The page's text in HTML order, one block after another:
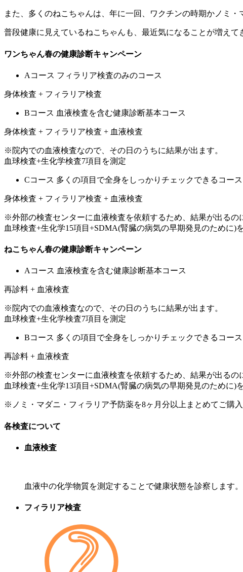
また、多くのねこちゃんは、年に一回、ワクチンの時期かノミ
普段健康に見えているねこちゃんも、最近気になることが増え
ワンちゃん春の健康診断キャンペーン
Aコース フィラリア検査のみのコース
身体検査 + フィラリア検査
Bコース 血液検査を含む健康診断基本コース
身体検査 + フィラリア検査 + 血液検査
※院内での血液検査なので、その日のうちに結果が出ます。
血球検査+生化学検査7項目を測定
Cコース 多くの項目で全身をしっかりチェックできるコース
身体検査 + フィラリア検査 + 血液検査
※外部の検査センターに血液検査を依頼するため、結果が出るの
血球検査+生化学15項目+SDMA(腎臓の病気の早期発見のために)
ねこちゃん春の健康診断キャンペーン
Aコース 血液検査を含む健康診断基本コース
再診料 + 血液検査
※院内での血液検査なので、その日のうちに結果が出ます。
血球検査+生化学検査7項目を測定
Bコース 多くの項目で全身をしっかりチェックできるコース
再診料 + 血液検査
※外部の検査センターに血液検査を依頼するため、結果が出るの
血球検査+生化学13項目+SDMA(腎臓の病気の早期発見のために)
※ノミ・マダニ・フィラリア予防薬を8ヶ月分以上まとめてご購
各検査について
血液検査
血液中の化学物質を測定することで健康状態を診察します
フィラリア検査